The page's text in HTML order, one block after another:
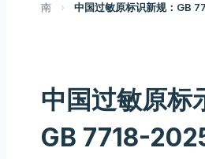
南
› 中国过敏原标识新规：GB
中国过敏原标
GB 7718-